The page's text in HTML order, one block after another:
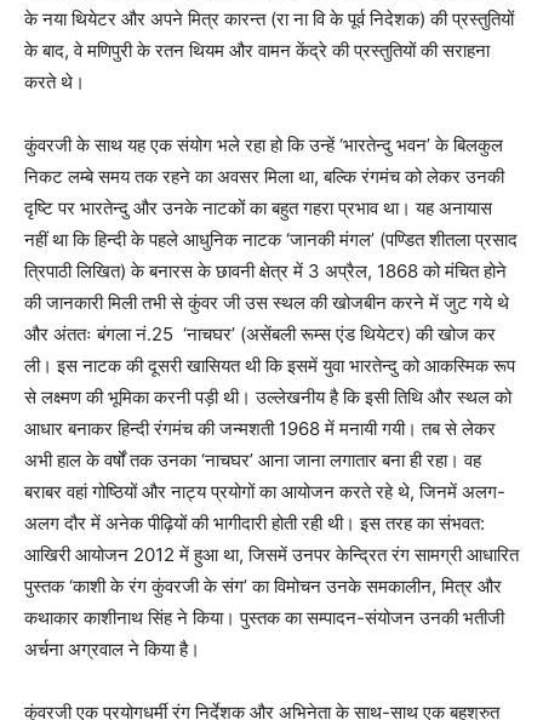
के नया थियेटर और अपने मित्र कारन्त (रा ना वि के पूर्व निदेशक) की प्रस्तुतियों
के बाद, वे मणिपुरी के रतन थियम और वामन केंद्रे की प्रस्तुतियों की सराहना
करते थे।
कुंवरजी के साथ यह एक संयोग भले रहा हो कि उन्हें ‘भारतेन्दु भवन’ के बिलकुल
निकट लम्बे समय तक रहने का अवसर मिला था, बल्कि रंगमंच को लेकर उनकी
दृष्टि पर भारतेन्दु और उनके नाटकों का बहुत गहरा प्रभाव था। यह अनायास
नहीं था कि हिन्दी के पहले आधुनिक नाटक ‘जानकी मंगल’ (पण्डित शीतला प्रसाद
त्रिपाठी लिखित) के बनारस के छावनी क्षेत्र में 3 अप्रैल, 1868 को मंचित होने
की जानकारी मिली तभी से कुंवर जी उस स्थल की खोजबीन करने में जुट गये थे
और अंततः बंगला नं.25 ‘नाचघर’ (असेंबली रूम्स एंड थियेटर) की खोज कर
ली। इस नाटक की दूसरी खासियत थी कि इसमें युवा भारतेन्दु को आकस्मिक रूप
से लक्ष्मण की भूमिका करनी पड़ी थी। उल्लेखनीय है कि इसी तिथि और स्थल को
आधार बनाकर हिन्दी रंगमंच की जन्मशती 1968 में मनायी गयी। तब से लेकर
अभी हाल के वर्षों तक उनका ‘नाचघर’ आना जाना लगातार बना ही रहा। वह
बराबर वहां गोष्ठियों और नाट्य प्रयोगों का आयोजन करते रहे थे, जिनमें अलग-
अलग दौर में अनेक पीढ़ियों की भागीदारी होती रही थी। इस तरह का संभवत:
आखिरी आयोजन 2012 में हुआ था, जिसमें उनपर केन्द्रित रंग सामग्री आधारित
पुस्तक ‘काशी के रंग कुंवरजी के संग’ का विमोचन उनके समकालीन, मित्र और
कथाकार काशीनाथ सिंह ने किया। पुस्तक का सम्पादन-संयोजन उनकी भतीजी
अर्चना अग्रवाल ने किया है।
कुंवरजी एक प्रयोगधर्मी रंग निर्देशक और अभिनेता के साथ-साथ एक बहुश्रुत